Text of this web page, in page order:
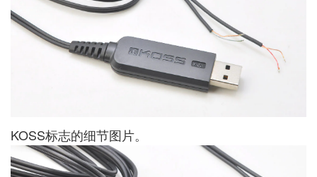
KOSS标志的细节图片。